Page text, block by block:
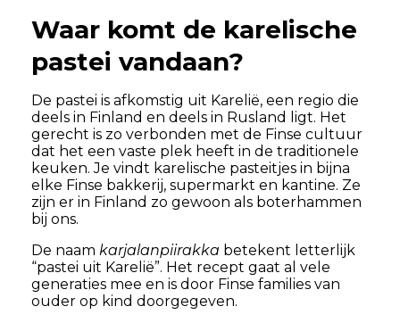
Waar komt de karelische
pastei vandaan?
De pastei is afkomstig uit Karelië, een regio die
deels in Finland en deels in Rusland ligt. Het
gerecht is zo verbonden met de Finse cultuur
dat het een vaste plek heeft in de traditionele
keuken. Je vindt karelische pasteitjes in bijna
elke Finse bakkerij, supermarkt en kantine. Ze
zijn er in Finland zo gewoon als boterhammen
bij ons.
De naam karjalanpiirakka betekent letterlijk
“pastei uit Karelië”. Het recept gaat al vele
generaties mee en is door Finse families van
ouder op kind doorgegeven.